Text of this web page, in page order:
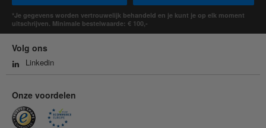
*Je gegevens worden vertrouwelijk behandeld en je kunt je op elk moment
uitschrijven. Minimale bestelwaarde: € 100,-
Volg ons
Linkedin
Onze voordelen